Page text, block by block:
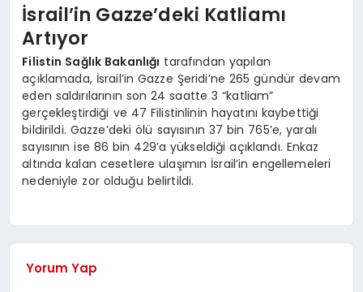
İsrail’in Gazze’deki Katliamı
Artıyor
Filistin Sağlık Bakanlığı tarafından yapılan
açıklamada, İsrail’in Gazze Şeridi’ne 265 gündür devam
eden saldırılarının son 24 saatte 3 “katliam”
gerçekleştirdiği ve 47 Filistinlinin hayatını kaybettiği
bildirildi. Gazze’deki ölü sayısının 37 bin 765’e, yaralı
sayısının ise 86 bin 429’a yükseldiği açıklandı. Enkaz
altında kalan cesetlere ulaşımın İsrail’in engellemeleri
nedeniyle zor olduğu belirtildi.
Yorum Yap